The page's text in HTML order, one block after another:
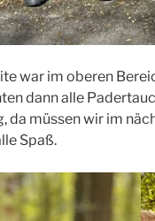
war im oberen
dann alle
da müssen wir im
Spaß.